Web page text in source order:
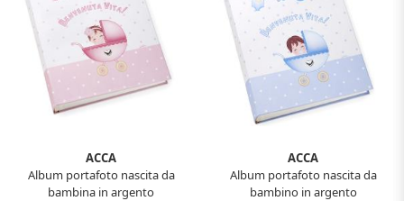
ACCA
Album portafoto nascita da
bambina in argento
ACCA
Album portafoto nascita da
bambino in argento